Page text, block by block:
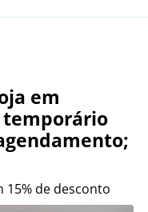
em
temporário
15% de desconto